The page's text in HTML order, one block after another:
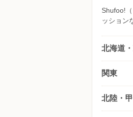
Shufoo!
ッション
北海道
関東
北陸・